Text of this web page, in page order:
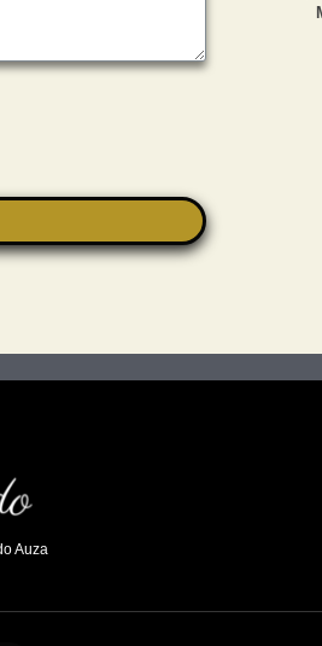
Auza